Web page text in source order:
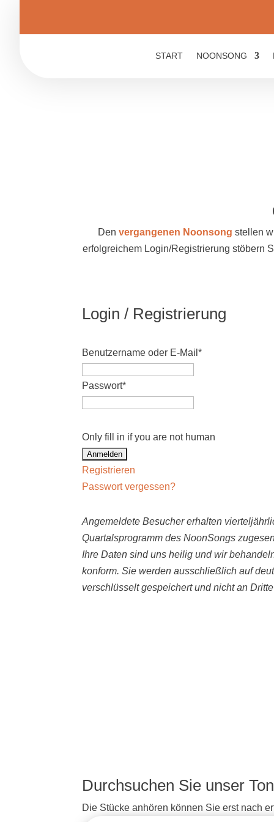
START NOONSONG
Den vergangenen Noonsong stellen
erfolgreichem Login/Registrierung stöbern
Login / Registrierung
Benutzername oder E-Mail*
Passwort*
Only fill in if you are not human
Registrieren
Passwort vergessen?
Angemeldete Besucher erhalten
Quartalsprogramm des NoonSongs
Ihre Daten sind uns heilig und wir
konform. Sie werden ausschließlich auf
verschlüsselt gespeichert und nicht an
Durchsuchen Sie unser
Die Stücke anhören können Sie erst nach